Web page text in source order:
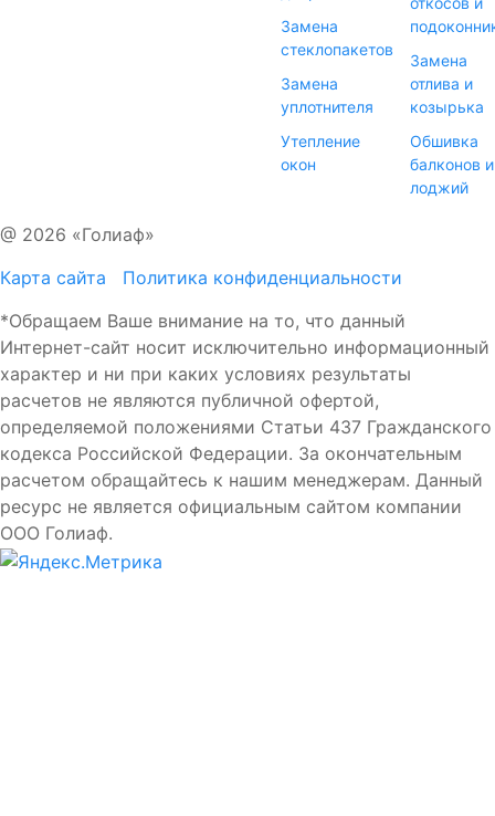
Замена
стеклопакетов
Замена
уплотнителя
Утепление
окон
Замена
отлива и
козырька
Обшивка
балконов и
лоджий
@ 2026 «Голиаф»
Карта сайта
Политика конфиденциальности
*Обращаем Ваше внимание на то, что данный
Интернет-сайт носит исключительно информационный
характер и ни при каких условиях результаты
расчетов не являются публичной офертой,
определяемой положениями Статьи 437 Гражданского
кодекса Российской Федерации. За окончательным
расчетом обращайтесь к нашим менеджерам. Данный
ресурс не является официальным сайтом компании
ООО Голиаф.